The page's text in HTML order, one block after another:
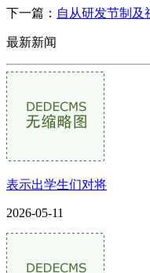
下一篇： 自从研发节制及
最新新闻
表示出学生们对将
2026-05-11